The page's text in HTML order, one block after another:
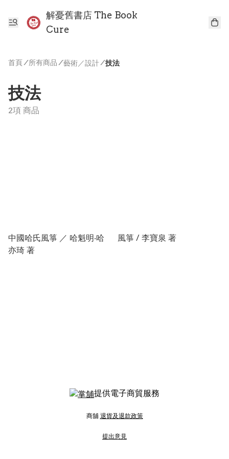
解憂舊書店 The Book
Cure
首頁/ 所有商品 /藝術／設計/技法
技法
2項 商品
中國哈氏風箏 ／ 哈魁明‧哈
亦琦 著
風箏 / 李寶泉 著
提供電子商貿服務
商舖 退貨及退款政策
提出意見